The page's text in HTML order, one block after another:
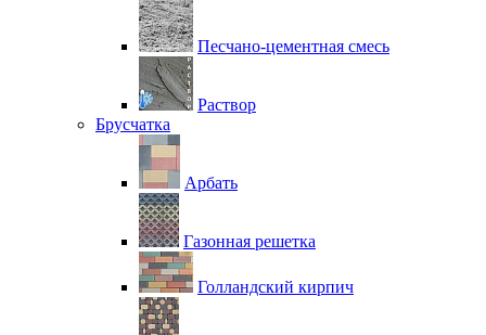
Песчано-цементная смесь
Раствор
Брусчатка
Арбать
Газонная решетка
Голландский кирпич